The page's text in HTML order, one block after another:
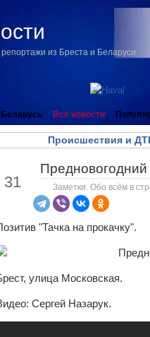
из Бреста и Беларуси
Беларусь Все новости
Происшествия и
31 Заметки. Обо всём в
"Тачка на прокачку".
улица Московская.
Сергей Назарук.